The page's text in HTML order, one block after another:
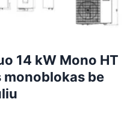
14 kW Mono HT
be